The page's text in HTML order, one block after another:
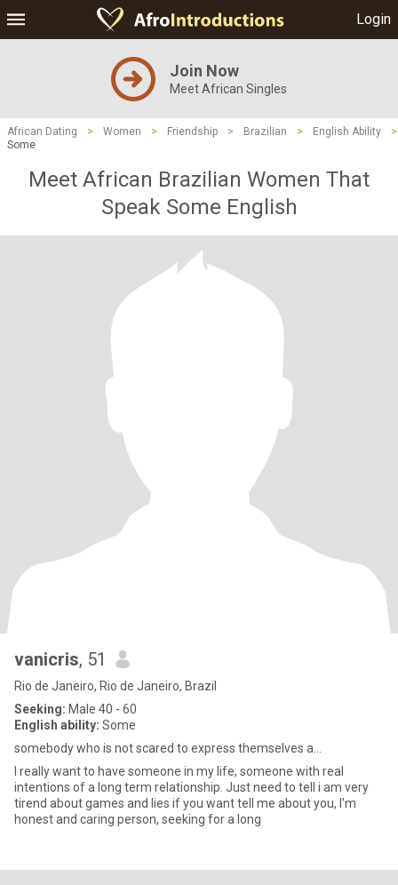
Login
Join Now
Meet African Singles
African Dating > Women > Friendship > Brazilian > English Ability
>
Some
Meet African Brazilian Women That
Speak Some English
vanicris, 51
Rio de Janeiro, Rio de Janeiro, Brazil
Seeking: Male 40 - 60
English ability: Some
somebody who is not scared to express themselves a...
I really want to have someone in my life, someone with real
intentions of a long term relationship. Just need to tell i am very
tirend about games and lies if you want tell me about you, I'm
honest and caring person, seeking for a long